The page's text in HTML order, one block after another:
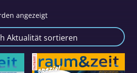
angezeigtNach
sortiert